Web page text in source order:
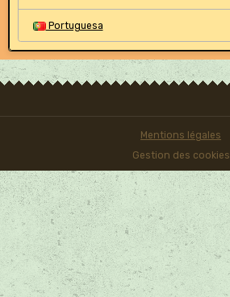
Portuguesa
Mentions légales
Gestion des cookies